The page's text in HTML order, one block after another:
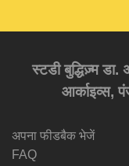
स्टडी बुद्धिज़्म डा.
आर्काइव्स,
अपना फीडबैक भेजें
FAQ